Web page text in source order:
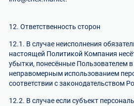
12. Ответственность сторон
12.1. В случае неисполнения
настоящей Политикой Компания
убытки, понесённые Пользователем в
неправомерным использованием
соответствии с законодательством
12.2. В случае если субъект